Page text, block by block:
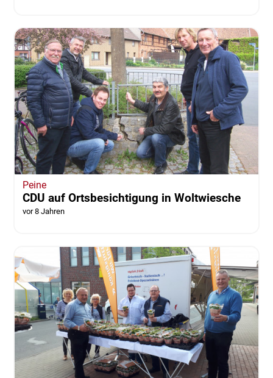
Peine
CDU auf Ortsbesichtigung in Woltwiesche
vor 8 Jahren